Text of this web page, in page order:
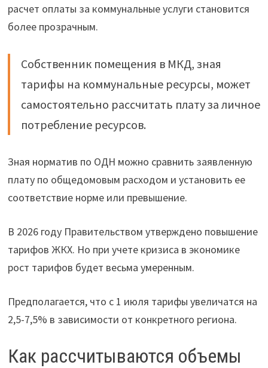
расчет оплаты за коммунальные услуги становится
более прозрачным.
Собственник помещения в МКД, зная
тарифы на коммунальные ресурсы, может
самостоятельно рассчитать плату за личное
потребление ресурсов.
Зная норматив по ОДН можно сравнить заявленную
плату по общедомовым расходом и установить ее
соответствие норме или превышение.
В 2026 году Правительством утверждено повышение
тарифов ЖКХ. Но при учете кризиса в экономике
рост тарифов будет весьма умеренным.
Предполагается, что с 1 июля тарифы увеличатся на
2,5-7,5% в зависимости от конкретного региона.
Как рассчитываются объемы